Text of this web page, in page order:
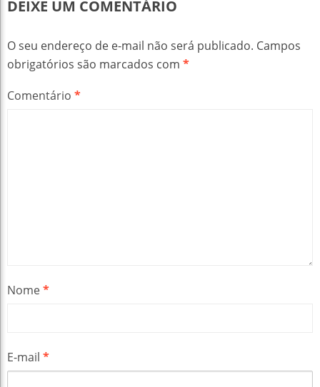
DEIXE UM COMENTÁRIO
O seu endereço de e-mail não será publicado. Campos
obrigatórios são marcados com *
Comentário *
Nome*
E-mail *